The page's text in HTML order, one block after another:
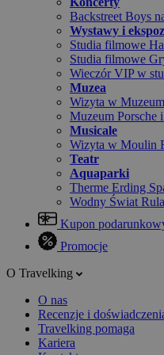
Backstreet Boys
Wystawy i
Studia filmowe
Studia filmowe
Wieczór VIP w
Muzea
Wizyta w
Muzeum Porsche
Musicale
Wizyta w Moulin
Teatr
Aquaparki
Therme Erding
Wodny Świat
Kupon
Promocje
O Travelking
O nas
Recenzje i
Travelking pomaga
Kariera